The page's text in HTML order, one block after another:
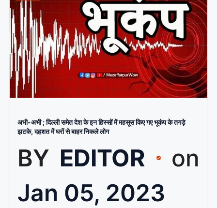
अभी-अभी ; दिल्ली समेत देश के इन हिस्सों में महसूस किए गए भूकंप के तगड़े
झटके, दहशत में घरों से बाहर निकले लोग
BY EDITOR
on
Jan 05, 2023